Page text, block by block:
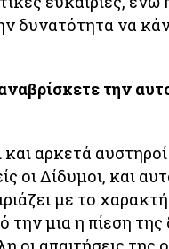
δυνατότητα να
την
αρκετά αυστηροί
οι Δίδυμοι, και
με το
την μια η πίεση της